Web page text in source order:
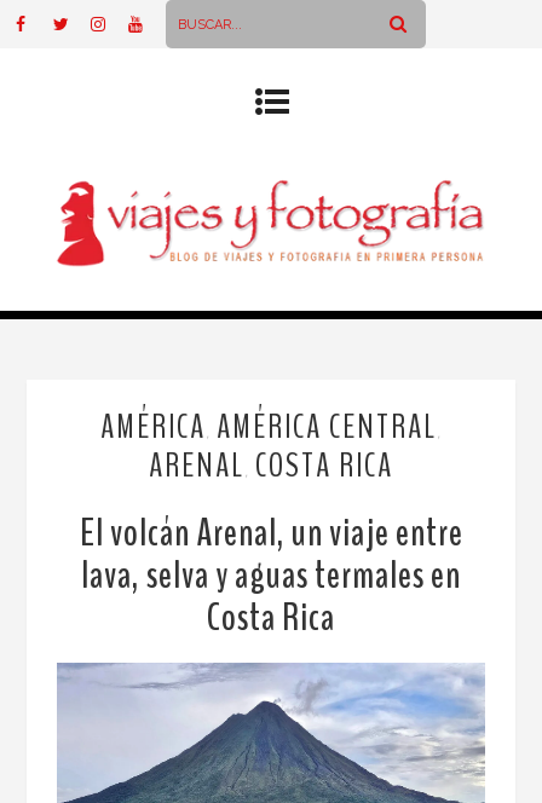
AMÉRICA AMÉRICA CENTRAL
ARENAL COSTA RICA
El volcán Arenal, un viaje entre
lava, selva y aguas termales en
Costa Rica